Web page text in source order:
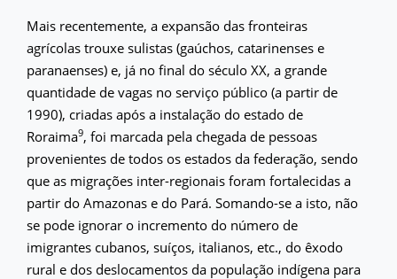
Mais recentemente, a expansão das fronteiras
agrícolas trouxe sulistas (gaúchos, catarinenses e
paranaenses) e, já no final do século XX, a grande
quantidade de vagas no serviço público (a partir de
1990), criadas após a instalação do estado de
Roraima9, foi marcada pela chegada de pessoas
provenientes de todos os estados da federação, sendo
que as migrações inter-regionais foram fortalecidas a
partir do Amazonas e do Pará. Somando-se a isto, não
se pode ignorar o incremento do número de
imigrantes cubanos, suíços, italianos, etc., do êxodo
rural e dos deslocamentos da população indígena para